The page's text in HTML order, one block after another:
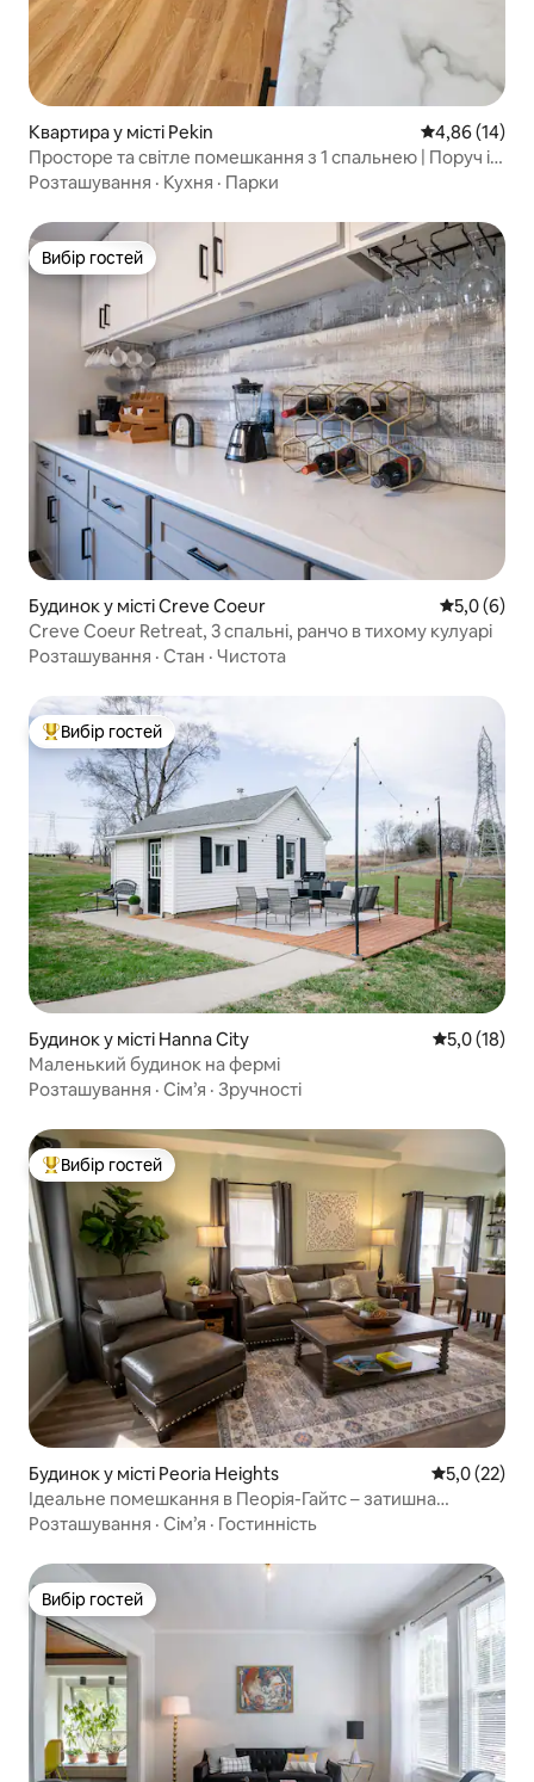
Квартира у місті Pekin Середня
4,86 (14)
Просторе та світле помешкання з 1 спальнею | Поруч із
парком
Розташування · Кухня · Парки
Вибір гостей
Вибір гостей
Будинок у місті Creve Coeur Середня
5,0 (6)
Creve Coeur Retreat, 3 спальні, ранчо в тихому кулуарі
Розташування · Стан · Чистота
Топ вибір гостей
Вибір гостей
Будинок у місті Hanna City Середня
5,0 (18)
Маленький будинок на фермі
Розташування · Сім’я · Зручності
Топ вибір гостей
Вибір гостей
Будинок у місті Peoria Heights Середня
5,0 (22)
Ідеальне помешкання в Пеорія-Гайтс – затишна
квартира з 2 спальнями поблизу всього необхідного
Розташування · Сім’я · Гостинність
Вибір гостей
Вибір гостей